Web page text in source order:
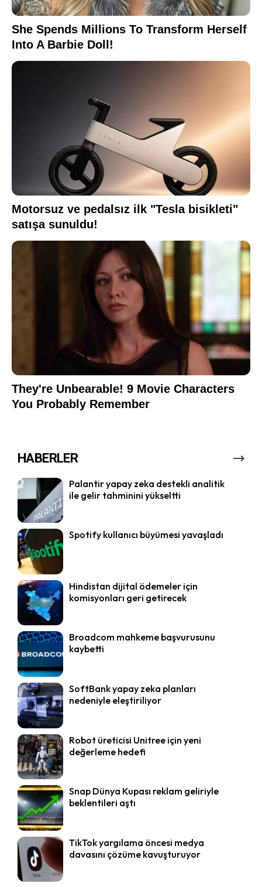
HABERLER
Palantir yapay zeka destekli analitik
ile gelir tahminini yükseltti
Spotify kullanıcı büyümesi yavaşladı
Hindistan dijital ödemeler için
komisyonları geri getirecek
Broadcom mahkeme başvurusunu
kaybetti
SoftBank yapay zeka planları
nedeniyle eleştiriliyor
Robot üreticisi Unitree için yeni
değerleme hedefi
Snap Dünya Kupası reklam geliriyle
beklentileri aştı
TikTok yargılama öncesi medya
davasını çözüme kavuşturuyor